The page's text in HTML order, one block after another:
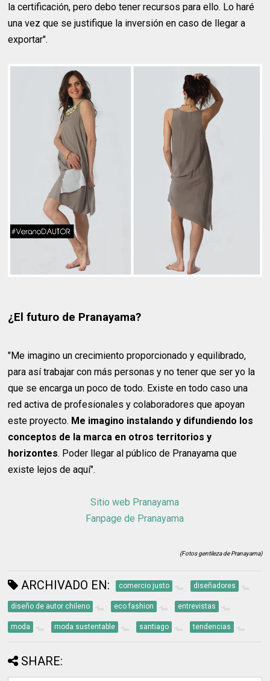
la certificación, pero debo tener recursos para ello. Lo haré
una vez que se justifique la inversión en caso de llegar a
exportar".
¿El futuro de Pranayama?
"Me imagino un crecimiento proporcionado y equilibrado,
para así trabajar con más personas y no tener que ser yo la
que se encarga un poco de todo. Existe en todo caso una
red activa de profesionales y colaboradores que apoyan
este proyecto. Me imagino instalando y difundiendo los
conceptos de la marca en otros territorios y
horizontes. Poder llegar al público de Pranayama que
existe lejos de aquí".
Sitio web Pranayama
Fanpage de Pranayama
(Fotos gentileza de Pranayama)
ARCHIVADO EN: comercio justo diseñadores
diseño de autor chileno eco fashion entrevistas
moda moda sustentable santiago tendencias
SHARE: